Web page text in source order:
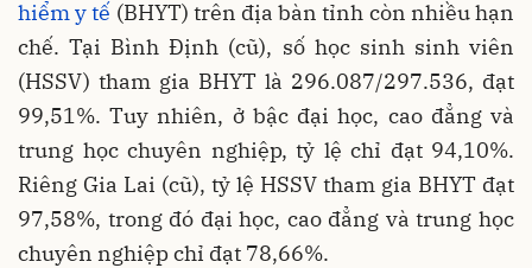
hiểm y tế (BHYT) trên địa bàn tỉnh còn nhiều hạn
chế. Tại Bình Định (cũ), số học sinh sinh viên
(HSSV) tham gia BHYT là 296.087/297.536, đạt
99,51%. Tuy nhiên, ở bậc đại học, cao đẳng và
trung học chuyên nghiệp, tỷ lệ chỉ đạt 94,10%.
Riêng Gia Lai (cũ), tỷ lệ HSSV tham gia BHYT đạt
97,58%, trong đó đại học, cao đẳng và trung học
chuyên nghiệp chỉ đạt 78,66%.